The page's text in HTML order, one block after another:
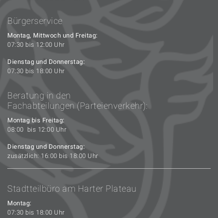
Bürgerservice
Montag, Mittwoch und Freitag:
07:30 bis 12:00 Uhr
Dienstag und Donnerstag:
07:30 bis 18:00 Uhr
Beratung in den
Fachabteilungen (Parteienverkehr):
Montag bis Freitag:
08:00 bis 12:00 Uhr
Dienstag und Donnerstag:
zusätzlich: 16:00 bis 18:00 Uhr
Stadtteilbüro am Harter Plateau
Montag:
07:30 bis 18:00 Uhr